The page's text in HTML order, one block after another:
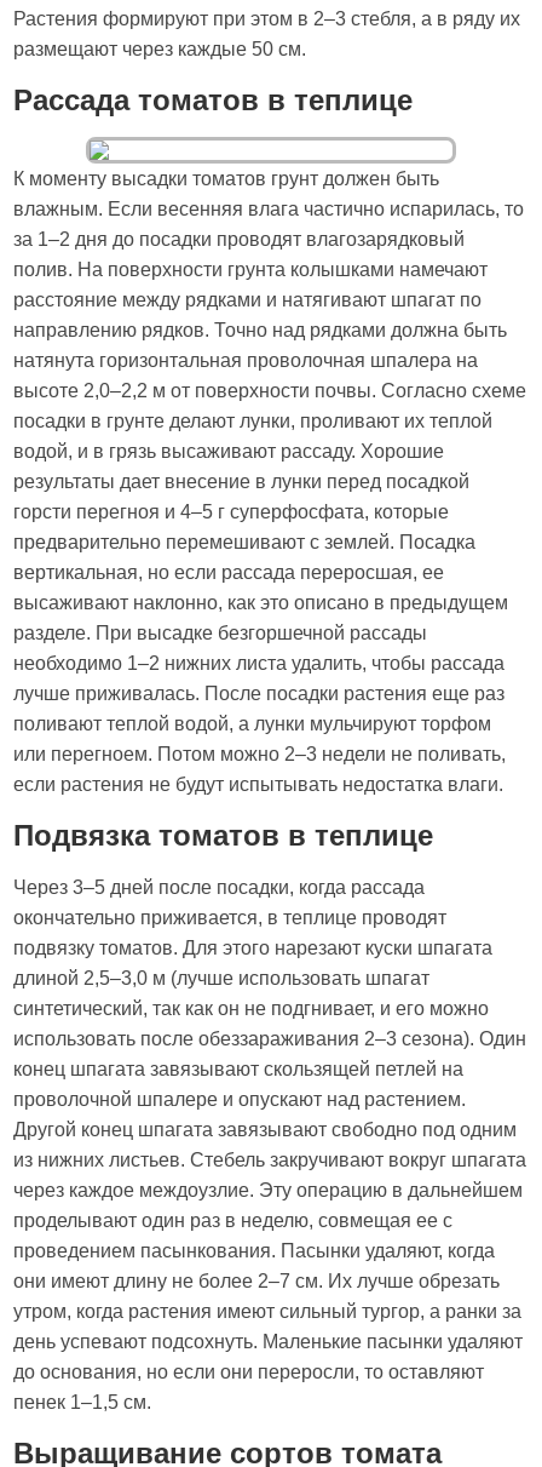
Растения формируют при этом в 2–3 стебля, а в ряду их
размещают через каждые 50 см.
Рассада томатов в теплице
К моменту высадки томатов грунт должен быть
влажным. Если весенняя влага частично испарилась, то
за 1–2 дня до посадки проводят влагозарядковый
полив. На поверхности грунта колышками намечают
расстояние между рядками и натягивают шпагат по
направлению рядков. Точно над рядками должна быть
натянута горизонтальная проволочная шпалера на
высоте 2,0–2,2 м от поверхности почвы. Согласно схеме
посадки в грунте делают лунки, проливают их теплой
водой, и в грязь высаживают рассаду. Хорошие
результаты дает внесение в лунки перед посадкой
горсти перегноя и 4–5 г суперфосфата, которые
предварительно перемешивают с землей. Посадка
вертикальная, но если рассада переросшая, ее
высаживают наклонно, как это описано в предыдущем
разделе. При высадке безгоршечной рассады
необходимо 1–2 нижних листа удалить, чтобы рассада
лучше приживалась. После посадки растения еще раз
поливают теплой водой, а лунки мульчируют торфом
или перегноем. Потом можно 2–3 недели не поливать,
если растения не будут испытывать недостатка влаги.
Подвязка томатов в теплице
Через 3–5 дней после посадки, когда рассада
окончательно приживается, в теплице проводят
подвязку томатов. Для этого нарезают куски шпагата
длиной 2,5–3,0 м (лучше использовать шпагат
синтетический, так как он не подгнивает, и его можно
использовать после обеззараживания 2–3 сезона). Один
конец шпагата завязывают скользящей петлей на
проволочной шпалере и опускают над растением.
Другой конец шпагата завязывают свободно под одним
из нижних листьев. Стебель закручивают вокруг шпагата
через каждое междоузлие. Эту операцию в дальнейшем
проделывают один раз в неделю, совмещая ее с
проведением пасынкования. Пасынки удаляют, когда
они имеют длину не более 2–7 см. Их лучше обрезать
утром, когда растения имеют сильный тургор, а ранки за
день успевают подсохнуть. Маленькие пасынки удаляют
до основания, но если они переросли, то оставляют
пенек 1–1,5 см.
Выращивание сортов томата